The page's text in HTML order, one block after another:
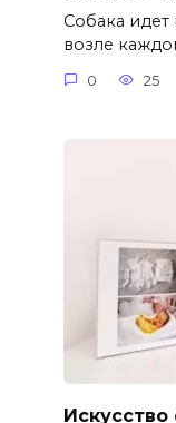
Собака идет
возле
0 25